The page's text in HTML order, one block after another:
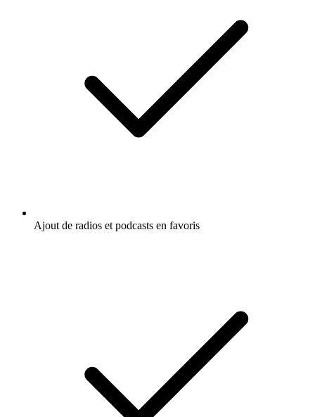
Ajout de radios et podcasts en favoris